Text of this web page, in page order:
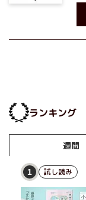
ランキング
週間
1 試し読み